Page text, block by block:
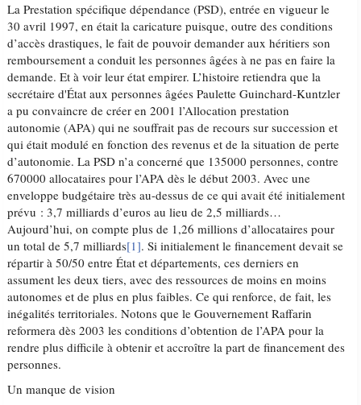
La Prestation spécifique dépendance (PSD), entrée en vigueur le
30 avril 1997, en était la caricature puisque, outre des conditions
d’accès drastiques, le fait de pouvoir demander aux héritiers son
remboursement a conduit les personnes âgées à ne pas en faire la
demande. Et à voir leur état empirer. L’histoire retiendra que la
secrétaire d'État aux personnes âgées Paulette Guinchard-Kuntzler
a pu convaincre de créer en 2001 l’Allocation prestation
autonomie (APA) qui ne souffrait pas de recours sur succession et
qui était modulé en fonction des revenus et de la situation de perte
d’autonomie. La PSD n’a concerné que 135000 personnes, contre
670000 allocataires pour l’APA dès le début 2003. Avec une
enveloppe budgétaire très au-dessus de ce qui avait été initialement
prévu : 3,7 milliards d’euros au lieu de 2,5 milliards…
Aujourd’hui, on compte plus de 1,26 millions d’allocataires pour
un total de 5,7 milliards[1]. Si initialement le financement devait se
répartir à 50/50 entre État et départements, ces derniers en
assument les deux tiers, avec des ressources de moins en moins
autonomes et de plus en plus faibles. Ce qui renforce, de fait, les
inégalités territoriales. Notons que le Gouvernement Raffarin
reformera dès 2003 les conditions d’obtention de l’APA pour la
rendre plus difficile à obtenir et accroître la part de financement des
personnes.
Un manque de vision